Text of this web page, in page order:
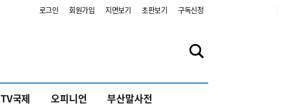
로그인 회원가입 지면보기 초판보기 구독신청
TV국제 오피니언 부산말사전